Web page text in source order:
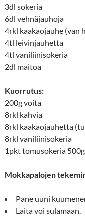
3dl sokeria
6dl vehnäjauhoja
4rkl kaakaojauhe (van
4tl leivinjauhetta
4tl vaniliinisokeria
2dl maitoa
Kuorrutus:
200g voita
8rkl kahvia
8rkl kaakaojauhetta
8rkl vaniliinisokeria
1pkt tomusokeria 500g
Mokkapalojen
Pane uuni
Laita voi sulamaan.